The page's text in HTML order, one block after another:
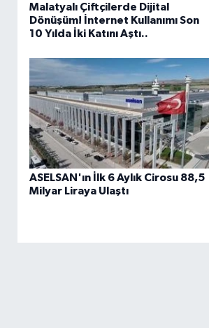
Malatyalı Çiftçilerde Dijital
Dönüşüm! İnternet Kullanımı Son
10 Yılda İki Katını Aştı..
ASELSAN'ın İlk 6 Aylık Cirosu 88,5
Milyar Liraya Ulaştı